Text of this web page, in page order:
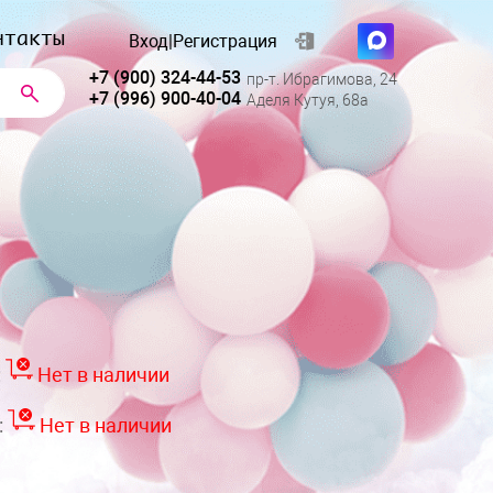
Вход|Регистрация
+7 (900) 324-44-53 пр-т. Ибрагимова, 24
+7 (996) 900-40-04 Аделя Кутуя, 68а
Нет в наличии
Нет в наличии